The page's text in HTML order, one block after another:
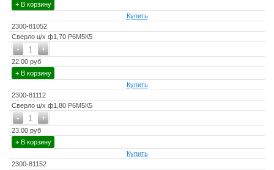
+ В корзину
Купить
2300-81052
Сверло ц/х ф1,70 Р6М5К5
+
- 1
22.00 руб
+ В корзину
Купить
2300-81112
Сверло ц/х ф1,80 Р6М5К5
+
- 1
23.00 руб
+ В корзину
Купить
2300-81152